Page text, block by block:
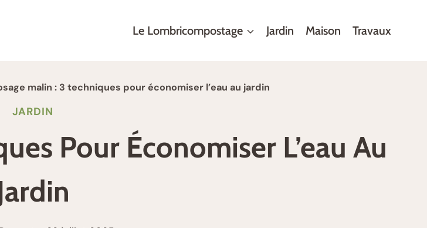
Le Lombricompostage Jardin Maison Travaux
malin : 3 techniques pour économiser l’eau au jardin
JARDIN
Pour Économiser L’eau Au